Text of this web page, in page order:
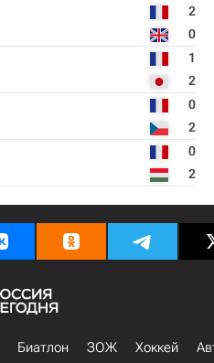
2
0
1
2
0
2
0
2
Биатлон ЗОЖ Хоккей